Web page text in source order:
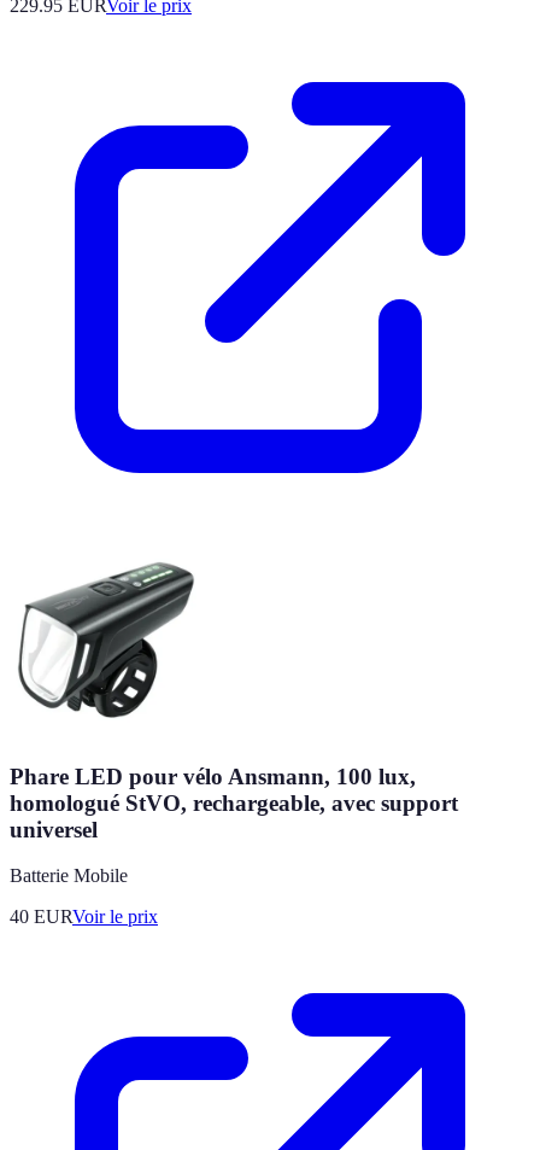
229.95 EURVoir le prix
Phare LED pour vélo Ansmann, 100 lux,
homologué StVO, rechargeable, avec support
universel
Batterie Mobile
40 EURVoir le prix